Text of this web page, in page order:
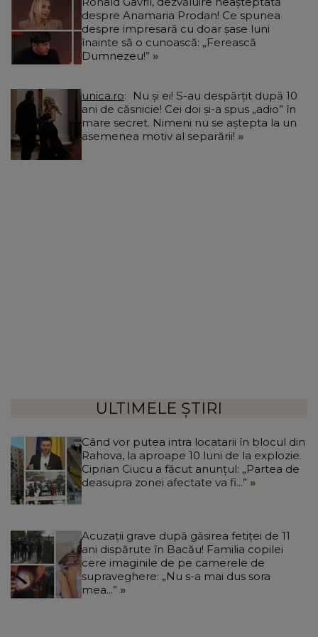
despre Anamaria Prodan! Ce spunea
despre impresară cu doar șase luni
înainte să o cunoască: „Ferească
Dumnezeu!”
unica.ro
ani de căsnicie! Cei doi și-a spus „adio” în
mare secret. Nimeni nu se aștepta la un
asemenea motiv al separării!
ULTIMELE ȘTIRI
Când vor putea intra locatarii în blocul din
Rahova, la aproape 10 luni de la explozie.
Ciprian Ciucu a făcut anunțul: „Partea de
deasupra zonei afectate va fi...”
Acuzații grave după găsirea fetiței de 11
ani dispărute în Bacău! Familia copilei
cere imaginile de pe camerele de
supraveghere: „Nu s-a mai dus sora
mea...”